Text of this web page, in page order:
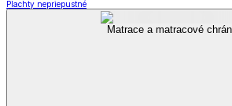
Plachty nepriepustné
Matrace a matracové